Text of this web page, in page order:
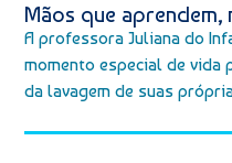
Mãos que aprendem,
A professora Juliana do
momento especial de vida
da lavagem de suas